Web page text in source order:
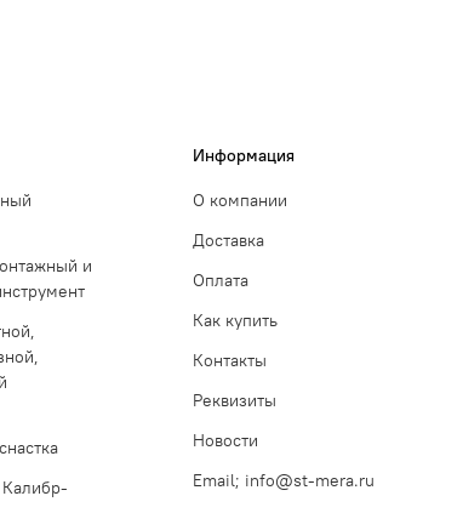
и
Информация
О компании
Доставка
Оплата
Как купить
Контакты
Реквизиты
Новости
Email; info@st-mera.ru